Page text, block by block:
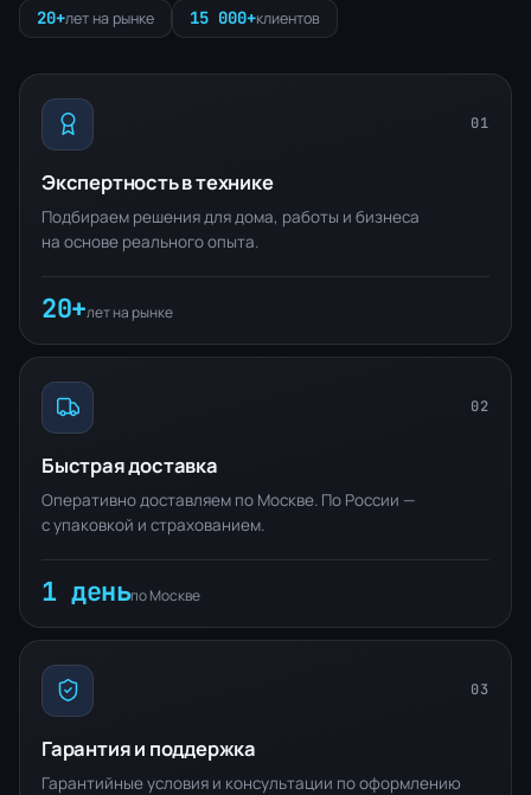
20+лет на рынке 15 000+клиентов
01
Экспертность в технике
Подбираем решения для дома, работы и бизнеса
на основе реального опыта.
20+лет на рынке
02
Быстрая доставка
Оперативно доставляем по Москве. По России —
с упаковкой и страхованием.
1 деньпо Москве
03
Гарантия и поддержка
Гарантийные условия и консультации по оформлению